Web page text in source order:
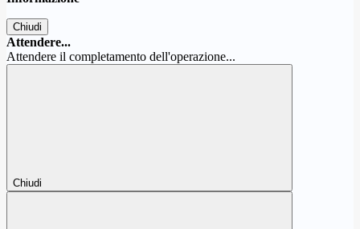
Chiudi
Attendere...
Attendere il completamento dell'operazione...
Chiudi